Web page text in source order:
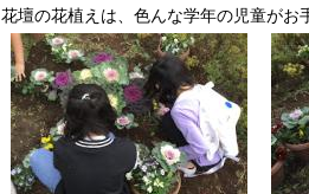
花壇の花植えは、色んな学年の児童がお